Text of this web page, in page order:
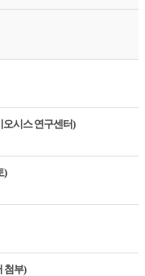
오시스 연구센터)
)
첨부)